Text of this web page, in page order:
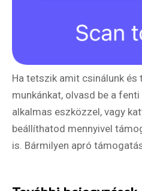
Ha tetszik amit csinálunk
munkánkat, olvasd be a
alkalmas eszközzel, vagy
beállíthatod mennyivel
is. Bármilyen apró